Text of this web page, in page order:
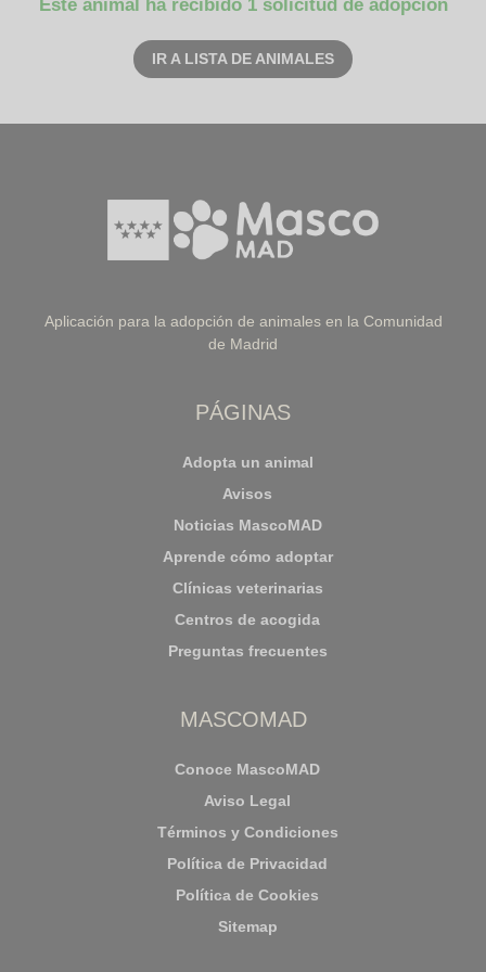
Este animal ha recibido 1 solicitud de adopción
IR A LISTA DE ANIMALES
Aplicación para la adopción de animales en la Comunidad
de Madrid
PÁGINAS
Adopta un animal
Avisos
Noticias MascoMAD
Aprende cómo adoptar
Clínicas veterinarias
Centros de acogida
Preguntas frecuentes
MASCOMAD
Conoce MascoMAD
Aviso Legal
Términos y Condiciones
Política de Privacidad
Política de Cookies
Sitemap